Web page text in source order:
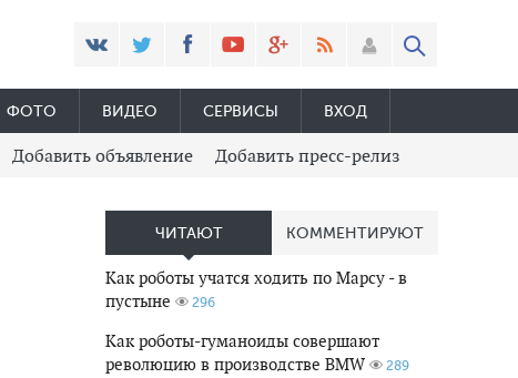
ФОТО ВИДЕО СЕРВИСЫ ВХОД
Добавить объявление Добавить пресс-релиз
ЧИТАЮТ КОММЕНТИРУЮТ
Как роботы учатся ходить по Марсу - в
пустыне
296
Как роботы-гуманоиды совершают
революцию в производстве BMW
289